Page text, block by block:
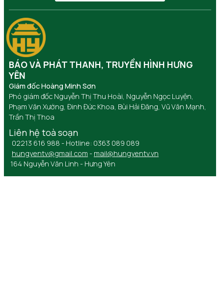
BÁO VÀ PHÁT THANH, TRUYỀN HÌNH HƯNG
YÊN
Giám đốc Hoàng Minh Sơn
Phó giám đốc Nguyễn Thị Thu Hoài, Nguyễn Ngọc Luyện,
Phạm Văn Xướng, Đinh Đức Khoa, Bùi Hải Đăng, Vũ Văn Mạnh,
Trần Thị Thoa
Liên hệ toà soạn
02213 616 988 - Hotline: 0363 089 089
hungyentv@gmail.com - mail@hungyentv.vn
164 Nguyễn Văn Linh - Hưng Yên